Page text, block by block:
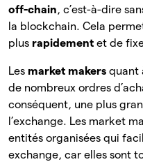
off-chain, c’est-à-dire
la blockchain. Cela
plus rapidement et de
Les market makers quant
de nombreux ordres
conséquent, une plus
l’exchange. Les market
entités organisées qui
exchange, car elles sont